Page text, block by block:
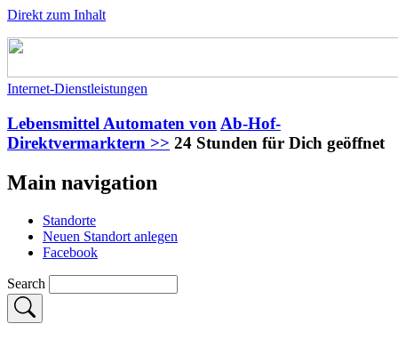
Direkt zum Inhalt
Internet-Dienstleistungen
Lebensmittel Automaten von Ab-Hof-
Direktvermarktern >> 24 Stunden für Dich geöffnet
Main navigation
Standorte
Neuen Standort anlegen
Facebook
Search